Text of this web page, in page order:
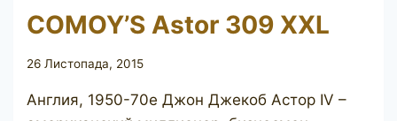
COMOY’S Astor 309 XXL
26 Листопада, 2015
Англия, 1950-70е Джон Джекоб Астор IV –